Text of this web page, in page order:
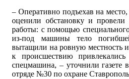
– Оперативно подъехав на
оценили обстановку и провели
работы: с помощью
из-под машины тело
вытащили на ровную местность
к происшествию
спецмашина, – уточнили газете
отряде №30 по охране